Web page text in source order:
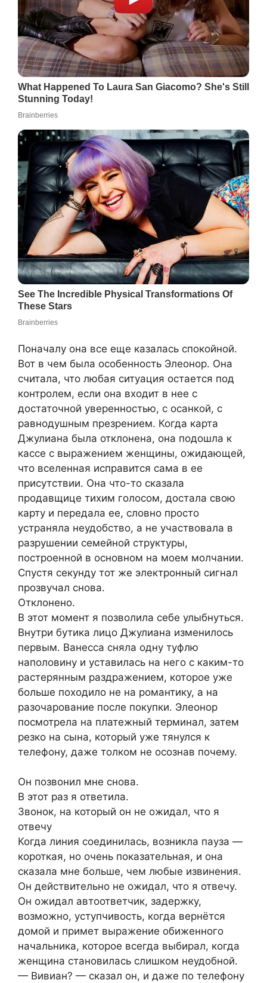
Поначалу она все еще казалась спокойной.
Вот в чем была особенность Элеонор. Она
считала, что любая ситуация остается под
контролем, если она входит в нее с
достаточной уверенностью, с осанкой, с
равнодушным презрением. Когда карта
Джулиана была отклонена, она подошла к
кассе с выражением женщины, ожидающей,
что вселенная исправится сама в ее
присутствии. Она что-то сказала
продавщице тихим голосом, достала свою
карту и передала ее, словно просто
устраняла неудобство, а не участвовала в
разрушении семейной структуры,
построенной в основном на моем молчании.
Спустя секунду тот же электронный сигнал
прозвучал снова.
Отклонено.
В этот момент я позволила себе улыбнуться.
Внутри бутика лицо Джулиана изменилось
первым. Ванесса сняла одну туфлю
наполовину и уставилась на него с каким-то
растерянным раздражением, которое уже
больше походило не на романтику, а на
разочарование после покупки. Элеонор
посмотрела на платежный терминал, затем
резко на сына, который уже тянулся к
телефону, даже толком не осознав почему.
Он позвонил мне снова.
В этот раз я ответила.
Звонок, на который он не ожидал, что я
отвечу
Когда линия соединилась, возникла пауза —
короткая, но очень показательная, и она
сказала мне больше, чем любые извинения.
Он действительно не ожидал, что я отвечу.
Он ожидал автоответчик, задержку,
возможно, уступчивость, когда вернётся
домой и примет выражение обиженного
начальника, которое всегда выбирал, когда
женщина становилась слишком неудобной.
— Вивиан? — сказал он, и даже по телефону